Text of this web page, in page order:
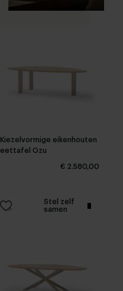
Kiezelvormige eikenhouten
eettafel Ozu
€ 2.580,00
Stel zelf
samen